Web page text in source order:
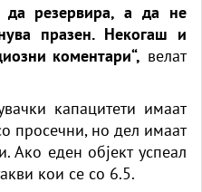
да резервира, а да не
празен. Некогаш и
коментари“, велат
капацитети имаат
просечни, но дел имаат
Ако еден објект успеал
кои се со 6.5.